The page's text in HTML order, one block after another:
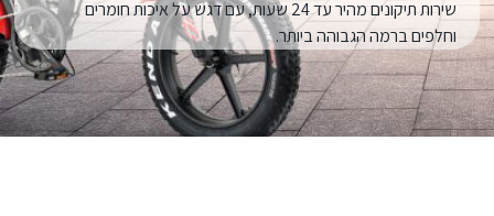
שירות תיקונים מהיר עד 24 שעות, עם דגש על איכות חומרים
וחלפים ברמה הגבוהה ביותר.